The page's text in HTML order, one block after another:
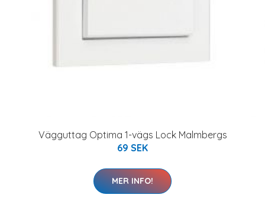
Vägguttag Optima 1-vägs Lock Malmbergs
69 SEK
MER INFO!